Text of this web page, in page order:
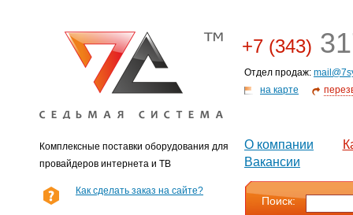
Комплексные поставки оборудования для
провайдеров интернета и ТВ
+7 (343)
Отдел продаж:
на карте
О компании
Вакансии
Как сделать заказ на сайте?
Поиск: